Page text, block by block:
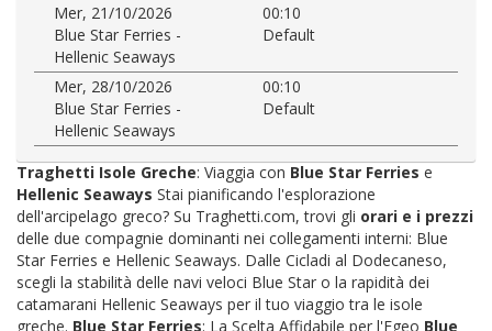
Mer, 21/10/2026
00:10
Blue Star Ferries -
Hellenic Seaways
Default
Mer, 28/10/2026
00:10
Blue Star Ferries -
Hellenic Seaways
Default
Traghetti Isole Greche: Viaggia con Blue Star Ferries e
Hellenic Seaways Stai pianificando l'esplorazione
dell'arcipelago greco? Su Traghetti.com, trovi gli orari e i prezzi
delle due compagnie dominanti nei collegamenti interni: Blue
Star Ferries e Hellenic Seaways. Dalle Cicladi al Dodecaneso,
scegli la stabilità delle navi veloci Blue Star o la rapidità dei
catamarani Hellenic Seaways per il tuo viaggio tra le isole
greche. Blue Star Ferries: La Scelta Affidabile per l'Egeo Blue